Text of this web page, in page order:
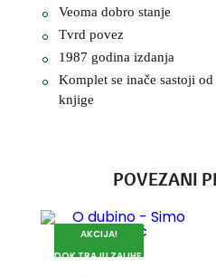
Veoma dobro stanje
Tvrd povez
1987 godina izdanja
Komplet se inače sastoji
knjige
POVEZANI
AKCIJA!
DOK TRAJU ZALIHE.